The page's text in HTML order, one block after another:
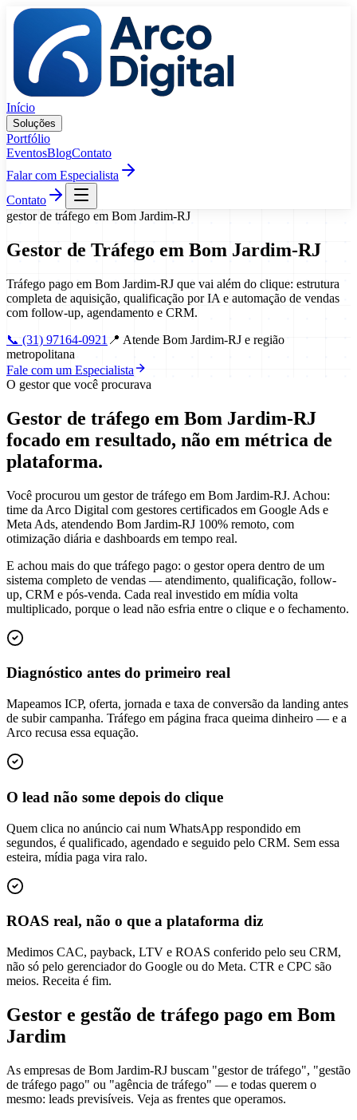
Pular para o conteúdo
Início
Soluções
Portfólio
EventosBlogContato
Falar com Especialista
Contato
gestor de tráfego em Bom Jardim-RJ
Gestor de Tráfego em Bom Jardim-RJ
Tráfego pago em Bom Jardim-RJ que vai além do clique: estrutura
completa de aquisição, qualificação por IA e automação de vendas
com follow-up, agendamento e CRM.
📞 (31) 97164-0921 📍 Atende Bom Jardim-RJ e região
metropolitana
Fale com um Especialista
O gestor que você procurava
Gestor de tráfego em Bom Jardim-RJ
focado em resultado, não em métrica de
plataforma.
Você procurou um gestor de tráfego em Bom Jardim-RJ. Achou:
time da Arco Digital com gestores certificados em Google Ads e
Meta Ads, atendendo Bom Jardim-RJ 100% remoto, com
otimização diária e dashboards em tempo real.
E achou mais do que tráfego pago: o gestor opera dentro de um
sistema completo de vendas — atendimento, qualificação, follow-
up, CRM e pós-venda. Cada real investido em mídia volta
multiplicado, porque o lead não esfria entre o clique e o fechamento.
Diagnóstico antes do primeiro real
Mapeamos ICP, oferta, jornada e taxa de conversão da landing antes
de subir campanha. Tráfego em página fraca queima dinheiro — e a
Arco recusa essa equação.
O lead não some depois do clique
Quem clica no anúncio cai num WhatsApp respondido em
segundos, é qualificado, agendado e seguido pelo CRM. Sem essa
esteira, mídia paga vira ralo.
ROAS real, não o que a plataforma diz
Medimos CAC, payback, LTV e ROAS conferido pelo seu CRM,
não só pelo gerenciador do Google ou do Meta. CTR e CPC são
meios. Receita é fim.
Gestor e gestão de tráfego pago em Bom
Jardim
As empresas de Bom Jardim-RJ buscam "gestor de tráfego", "gestão
de tráfego pago" ou "agência de tráfego" — e todas querem o
mesmo: leads previsíveis. Veja as frentes que operamos.